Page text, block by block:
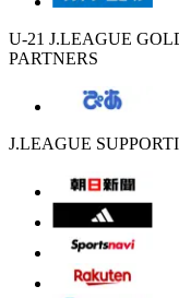
U-21 J.LEAGUE
PARTNERS
J.LEAGUE